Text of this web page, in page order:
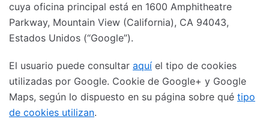
cuya oficina principal está en 1600 Amphitheatre
Parkway, Mountain View (California), CA 94043,
Estados Unidos (“Google”).
El usuario puede consultar aquí el tipo de cookies
utilizadas por Google. Cookie de Google+ y Google
Maps, según lo dispuesto en su página sobre qué tipo
de cookies utilizan.